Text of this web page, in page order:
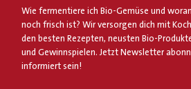
Wie fermentiere ich Bio-Gemüse und
noch frisch ist? Wir versorgen dich mit
den besten Rezepten, neusten Bio-
und Gewinnspielen. Jetzt Newsletter
informiert sein!